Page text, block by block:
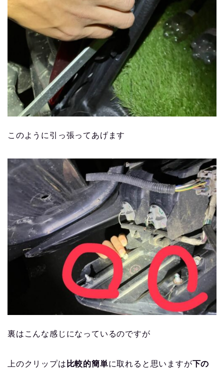
このように引っ張ってあげます
裏はこんな感じになっているのですが
上のクリップは 比較的簡単に取れると思いますが下の